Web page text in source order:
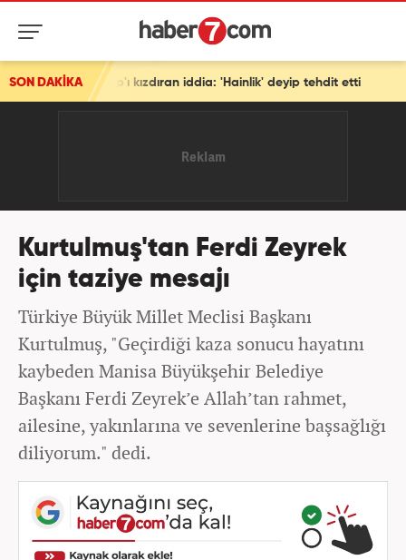
SON DAKİKA
kızdıran iddia: 'Hainlik' deyip tehdit etti
Kurtulmuş'tan Ferdi Zeyrek
için taziye mesajı
Türkiye Büyük Millet Meclisi Başkanı
Kurtulmuş, "Geçirdiği kaza sonucu hayatını
kaybeden Manisa Büyükşehir Belediye
Başkanı Ferdi Zeyrek’e Allah’tan rahmet,
ailesine, yakınlarına ve sevenlerine başsağlığı
diliyorum." dedi.